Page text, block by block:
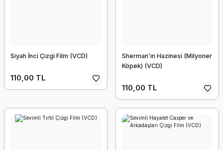
Siyah İnci Çizgi Film (VCD)
110,00 TL
Sherman'ın Hazinesi (Milyoner
Köpek) (VCD)
110,00 TL